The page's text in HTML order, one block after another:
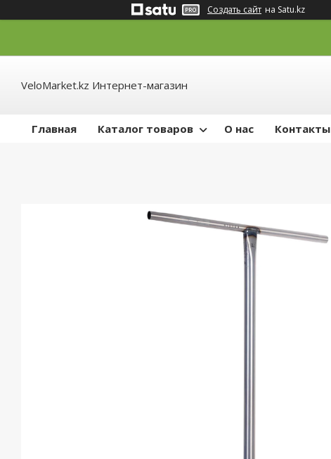
Создать сайт на Satu.kz
VeloMarket.kz Интернет-магазин
Главная Каталог товаров О нас Контакты